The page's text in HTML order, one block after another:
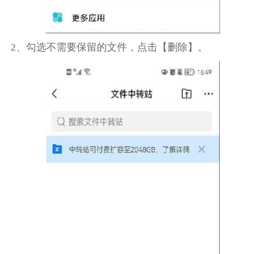
2、勾选不需要保留的文件，点击【删除】。